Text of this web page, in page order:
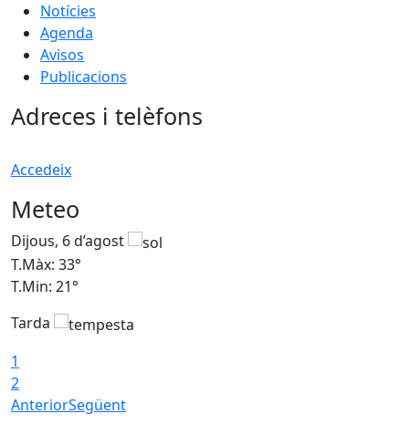
Notícies
Agenda
Avisos
Publicacions
Adreces i telèfons
Accedeix
Meteo
Dijous, 6 d’agost
T.Màx: 33°
T.Min: 21°
Tarda
1
2
AnteriorSegüent